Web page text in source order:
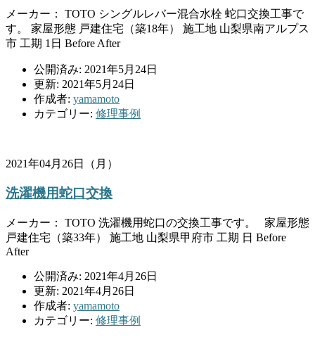
メーカー： TOTO シングルレバー混合水栓 蛇口交換工事で
す。 家屋形態 戸建住宅（築18年） 施工地 山梨県南アルプス
市 工期 1日 Before After
公開済み: 2021年5月24日
更新: 2021年5月24日
作成者: yamamoto
カテゴリー: 修理事例
2021年04月26日（月）
洗濯機用蛇口交換
メーカー： TOTO 洗濯機用蛇口の交換工事です。 家屋形態
戸建住宅（築33年） 施工地 山梨県甲府市 工期 日 Before
After
公開済み: 2021年4月26日
更新: 2021年4月26日
作成者: yamamoto
カテゴリー: 修理事例